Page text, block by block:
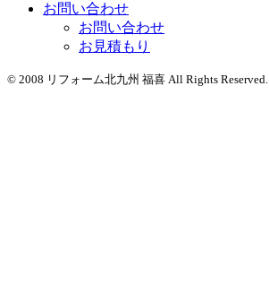
お問い合わせ
お問い合わせ
お見積もり
© 2008 リフォーム北九州 福喜 All Rights Reserved.